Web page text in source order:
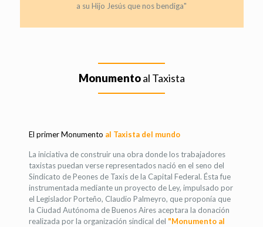
a su Hijo Jesús que nos bendiga"
Monumentoal Taxista
El primer Monumento al Taxista del mundo
La iniciativa de construir una obra donde los trabajadores
taxistas puedan verse representados nació en el seno del
Sindicato de Peones de Taxis de la Capital Federal. Ésta fue
instrumentada mediante un proyecto de Ley, impulsado por
el Legislador Porteño, Claudio Palmeyro, que proponía que
la Ciudad Autónoma de Buenos Aires aceptara la donación
realizada por la organización sindical del "Monumento al